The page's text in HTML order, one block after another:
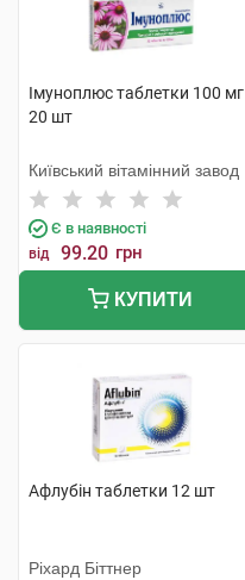
Імуноплюс таблетки 100 мг
20 шт
Київський вітамінний завод
Є в наявності
від 99.20 грн
КУПИТИ
Афлубін таблетки 12 шт
Ріхард Біттнер